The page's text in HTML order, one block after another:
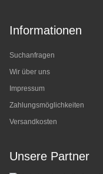
Informationen
Suchanfragen
Wir über uns
Impressum
Zahlungsmöglichkeiten
Versandkosten
Unsere Partner